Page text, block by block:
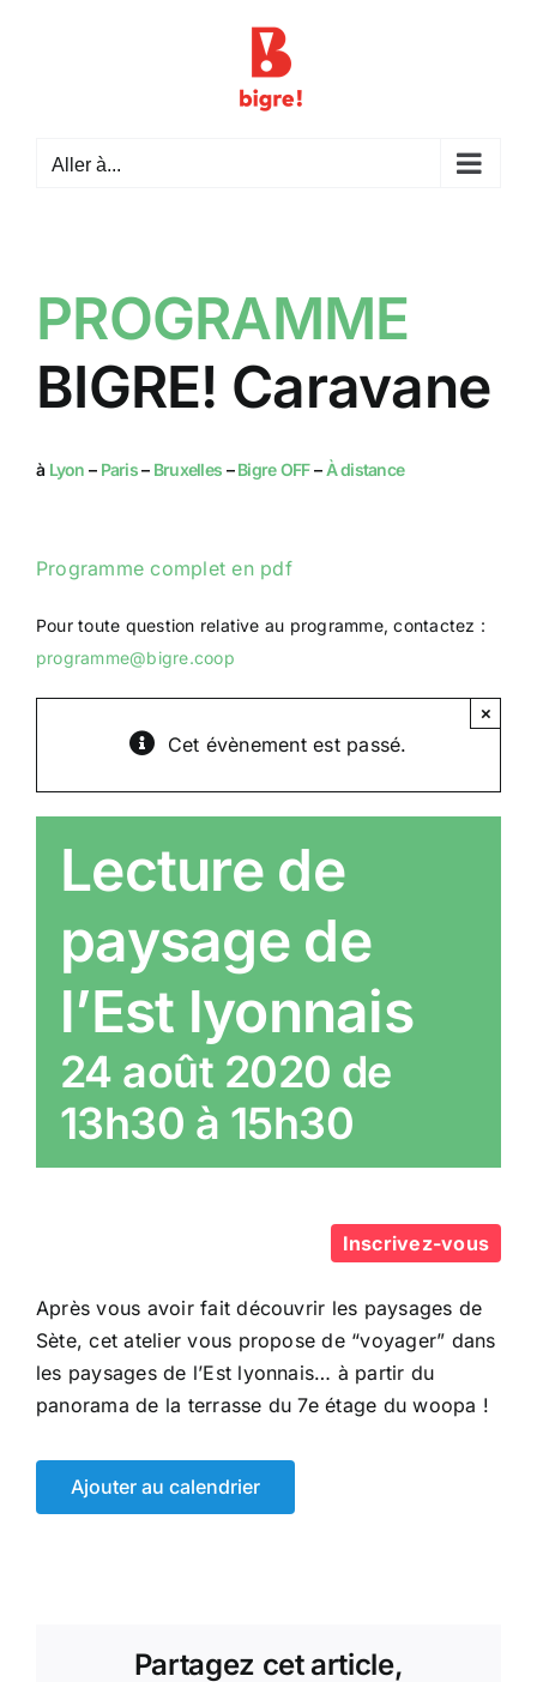
Aller à...
PROGRAMME
BIGRE! Caravane
à Lyon – Paris– Bruxelles –Bigre OFF– À distance
Programme complet en pdf
Pour toute question relative au programme, contactez :
programme@bigre.coop
Cet évènement est passé.
×
Lecture de
paysage de
l’Est lyonnais
24 août 2020 de
13h30 à 15h30
Inscrivez-vous
Après vous avoir fait découvrir les paysages de
Sète, cet atelier vous propose de “voyager” dans
les paysages de l’Est lyonnais… à partir du
panorama de la terrasse du 7e étage du woopa !
Ajouter au calendrier
Partagez cet article,